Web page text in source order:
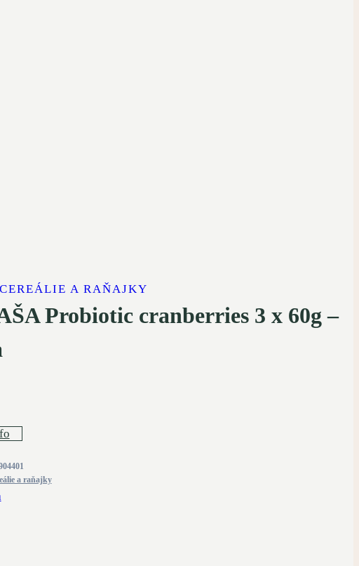
A RAŇAJKY
Probiotic cranberries 3 x 60g –
a raňajky